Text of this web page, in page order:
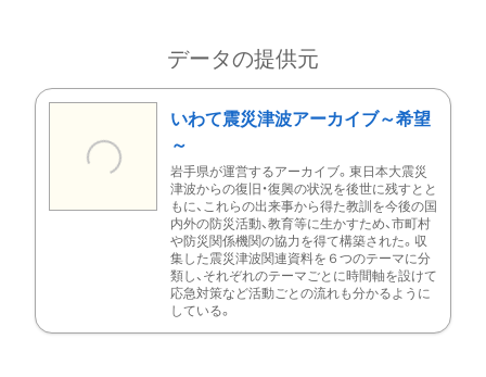
データの提供元
いわて震災津波アーカイブ～希望
～
岩手県が運営するアーカイブ。東日本大震災
津波からの復旧・復興の状況を後世に残すとと
もに、これらの出来事から得た教訓を今後の国
内外の防災活動、教育等に生かすため、市町村
や防災関係機関の協力を得て構築された。収
集した震災津波関連資料を６つのテーマに分
類し、それぞれのテーマごとに時間軸を設けて
応急対策など活動ごとの流れも分かるように
している。